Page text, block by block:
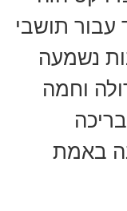
עבור תושבי
נשמעה
וחמה
באמת